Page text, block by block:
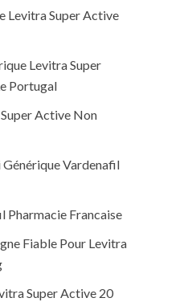
Levitra Super Active
Levitra Super
Portugal
Active Non
Vardenafil
Pharmacie Francaise
Fiable Pour Levitra
Super Active 20